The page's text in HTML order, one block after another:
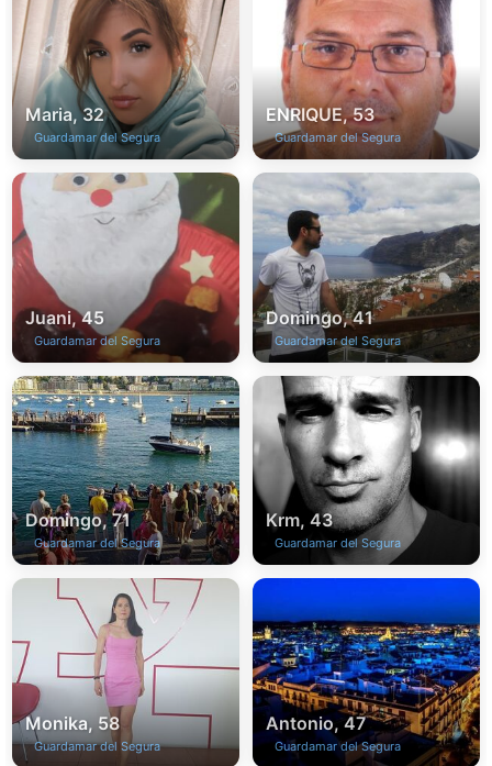
Maria, 32
Guardamar del Segura
ENRIQUE, 53
Guardamar del Segura
Juani, 45
Guardamar del Segura
Domingo, 41
Guardamar del Segura
Domingo, 71
Guardamar del Segura
Krm, 43
Guardamar del Segura
Monika, 58
Guardamar del Segura
Antonio, 47
Guardamar del Segura